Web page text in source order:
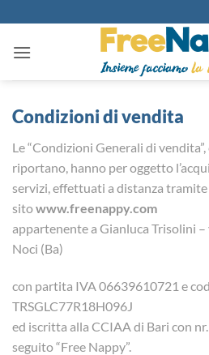
contenuti
Condizioni di vendita
Le “Condizioni Generali di
riportano, hanno per oggetto
servizi, effettuati a distanza
sitowww.freenappy.com
appartenente a Gianluca Trisolini
Noci (Ba)
con partita IVA 06639610721 e
TRSGLC77R18H096J
ed iscritta alla CCIAA di Bari con
seguito “Free Nappy”.